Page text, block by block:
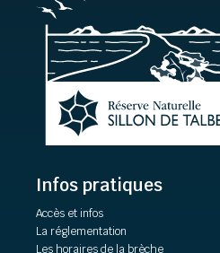
Infos pratiques
Accès et infos
La réglementation
Les horaires de la brèche